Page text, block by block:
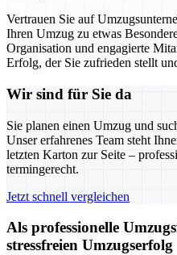
Vertrauen Sie auf
Ihren Umzug zu etwas
Organisation und engagierte
Erfolg, der Sie zufrieden stellt
Wir sind für Sie da
Sie planen einen Umzug und
Unser erfahrenes Team steht
letzten Karton zur Seite –
termingerecht.
Jetzt schnell vergleichen
Als professionelle
stressfreien Umzugserfolg